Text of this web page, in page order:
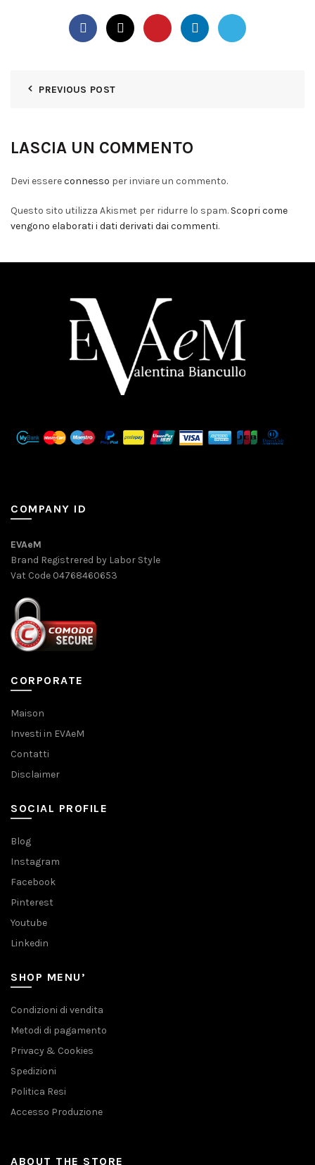
PREVIOUS POST
LASCIA UN COMMENTO
Devi essereconnesso per inviare un commento.
Questo sito utilizza Akismet per ridurre lo spam. Scopri come
vengono elaborati i dati derivati dai commenti.
COMPANY ID
EVAeM
Brand Registrered by Labor Style
Vat Code 04768460653
CORPORATE
Maison
Investi in EVAeM
Contatti
Disclaimer
SOCIAL PROFILE
Blog
Instagram
Facebook
Pinterest
Youtube
Linkedin
SHOP MENU’
Condizioni di vendita
Metodi di pagamento
Privacy & Cookies
Spedizioni
Politica Resi
Accesso Produzione
ABOUT THE STORE